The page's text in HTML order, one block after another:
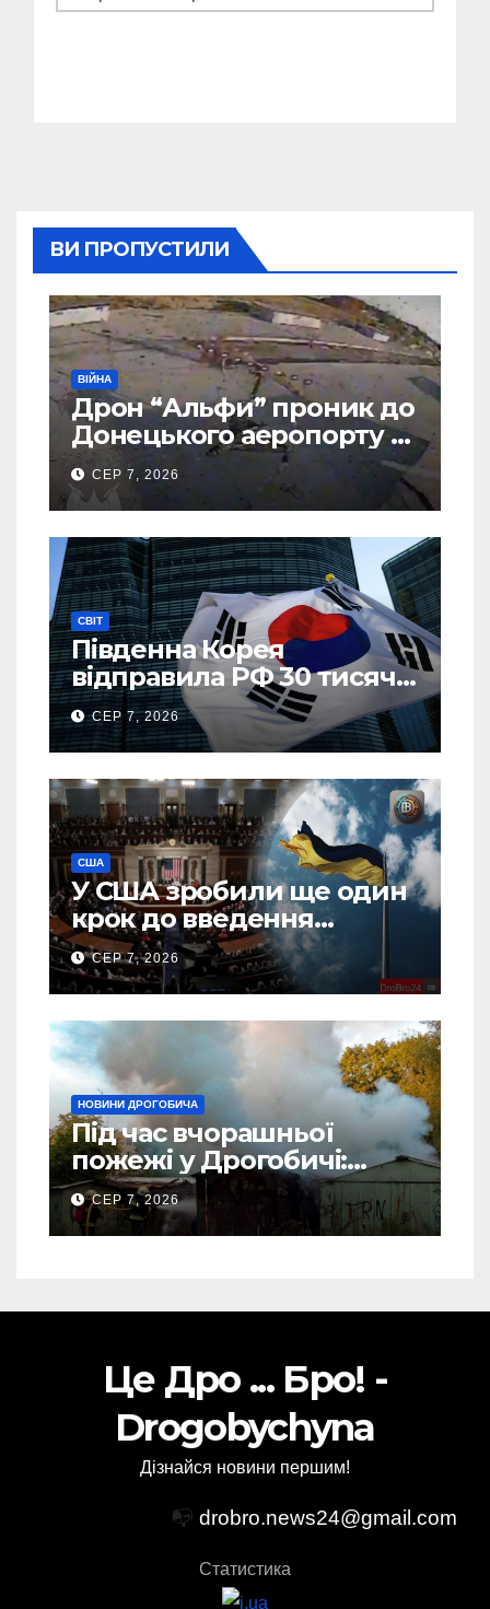
ВИ ПРОПУСТИЛИ
ВІЙНА
Дрон “Альфи” проник до
Донецького аеропорту та
спалив “Шахед” ще до
запуску
СЕР 7, 2026
СВІТ
Південна Корея
відправила РФ 30 тисяч
тонн авіапалива
СЕР 7, 2026
США
У США зробили ще один
крок до введення
“пекельних санкцій”
проти Росії
СЕР 7, 2026
НОВИНИ ДРОГОБИЧА
Під час вчорашньої
пожежі у Дрогобичі:
“врятовано” 4 гаражі
(Відео)
СЕР 7, 2026
Це Дро ... Бро! -
Drogobychyna
Дізнайся новини першим!
📭 drobro.news24@gmail.com
Статистика